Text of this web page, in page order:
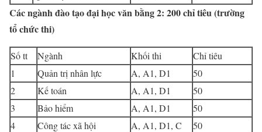
Các ngành đào tạo đại học văn bằng 2: 200 chỉ tiêu (trường
tổ chức thi)
Số tt Ngành Khối thi
Chỉ tiêu
1
Quản trị nhân lực A, A1, D1
50
2
Kế toán A, A1, D1
50
3
Bảo hiểm A, A1, D1
50
4
Công tác xã hội A, A1, D1, C 50